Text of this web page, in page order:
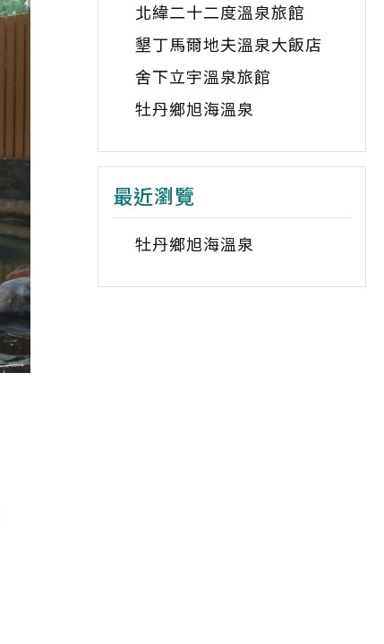
北緯二十二度溫泉旅館
墾丁馬爾地夫溫泉大飯店
舍下立宇溫泉旅館
牡丹鄉旭海溫泉
最近瀏覽
牡丹鄉旭海溫泉